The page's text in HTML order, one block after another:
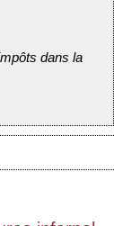
dans la